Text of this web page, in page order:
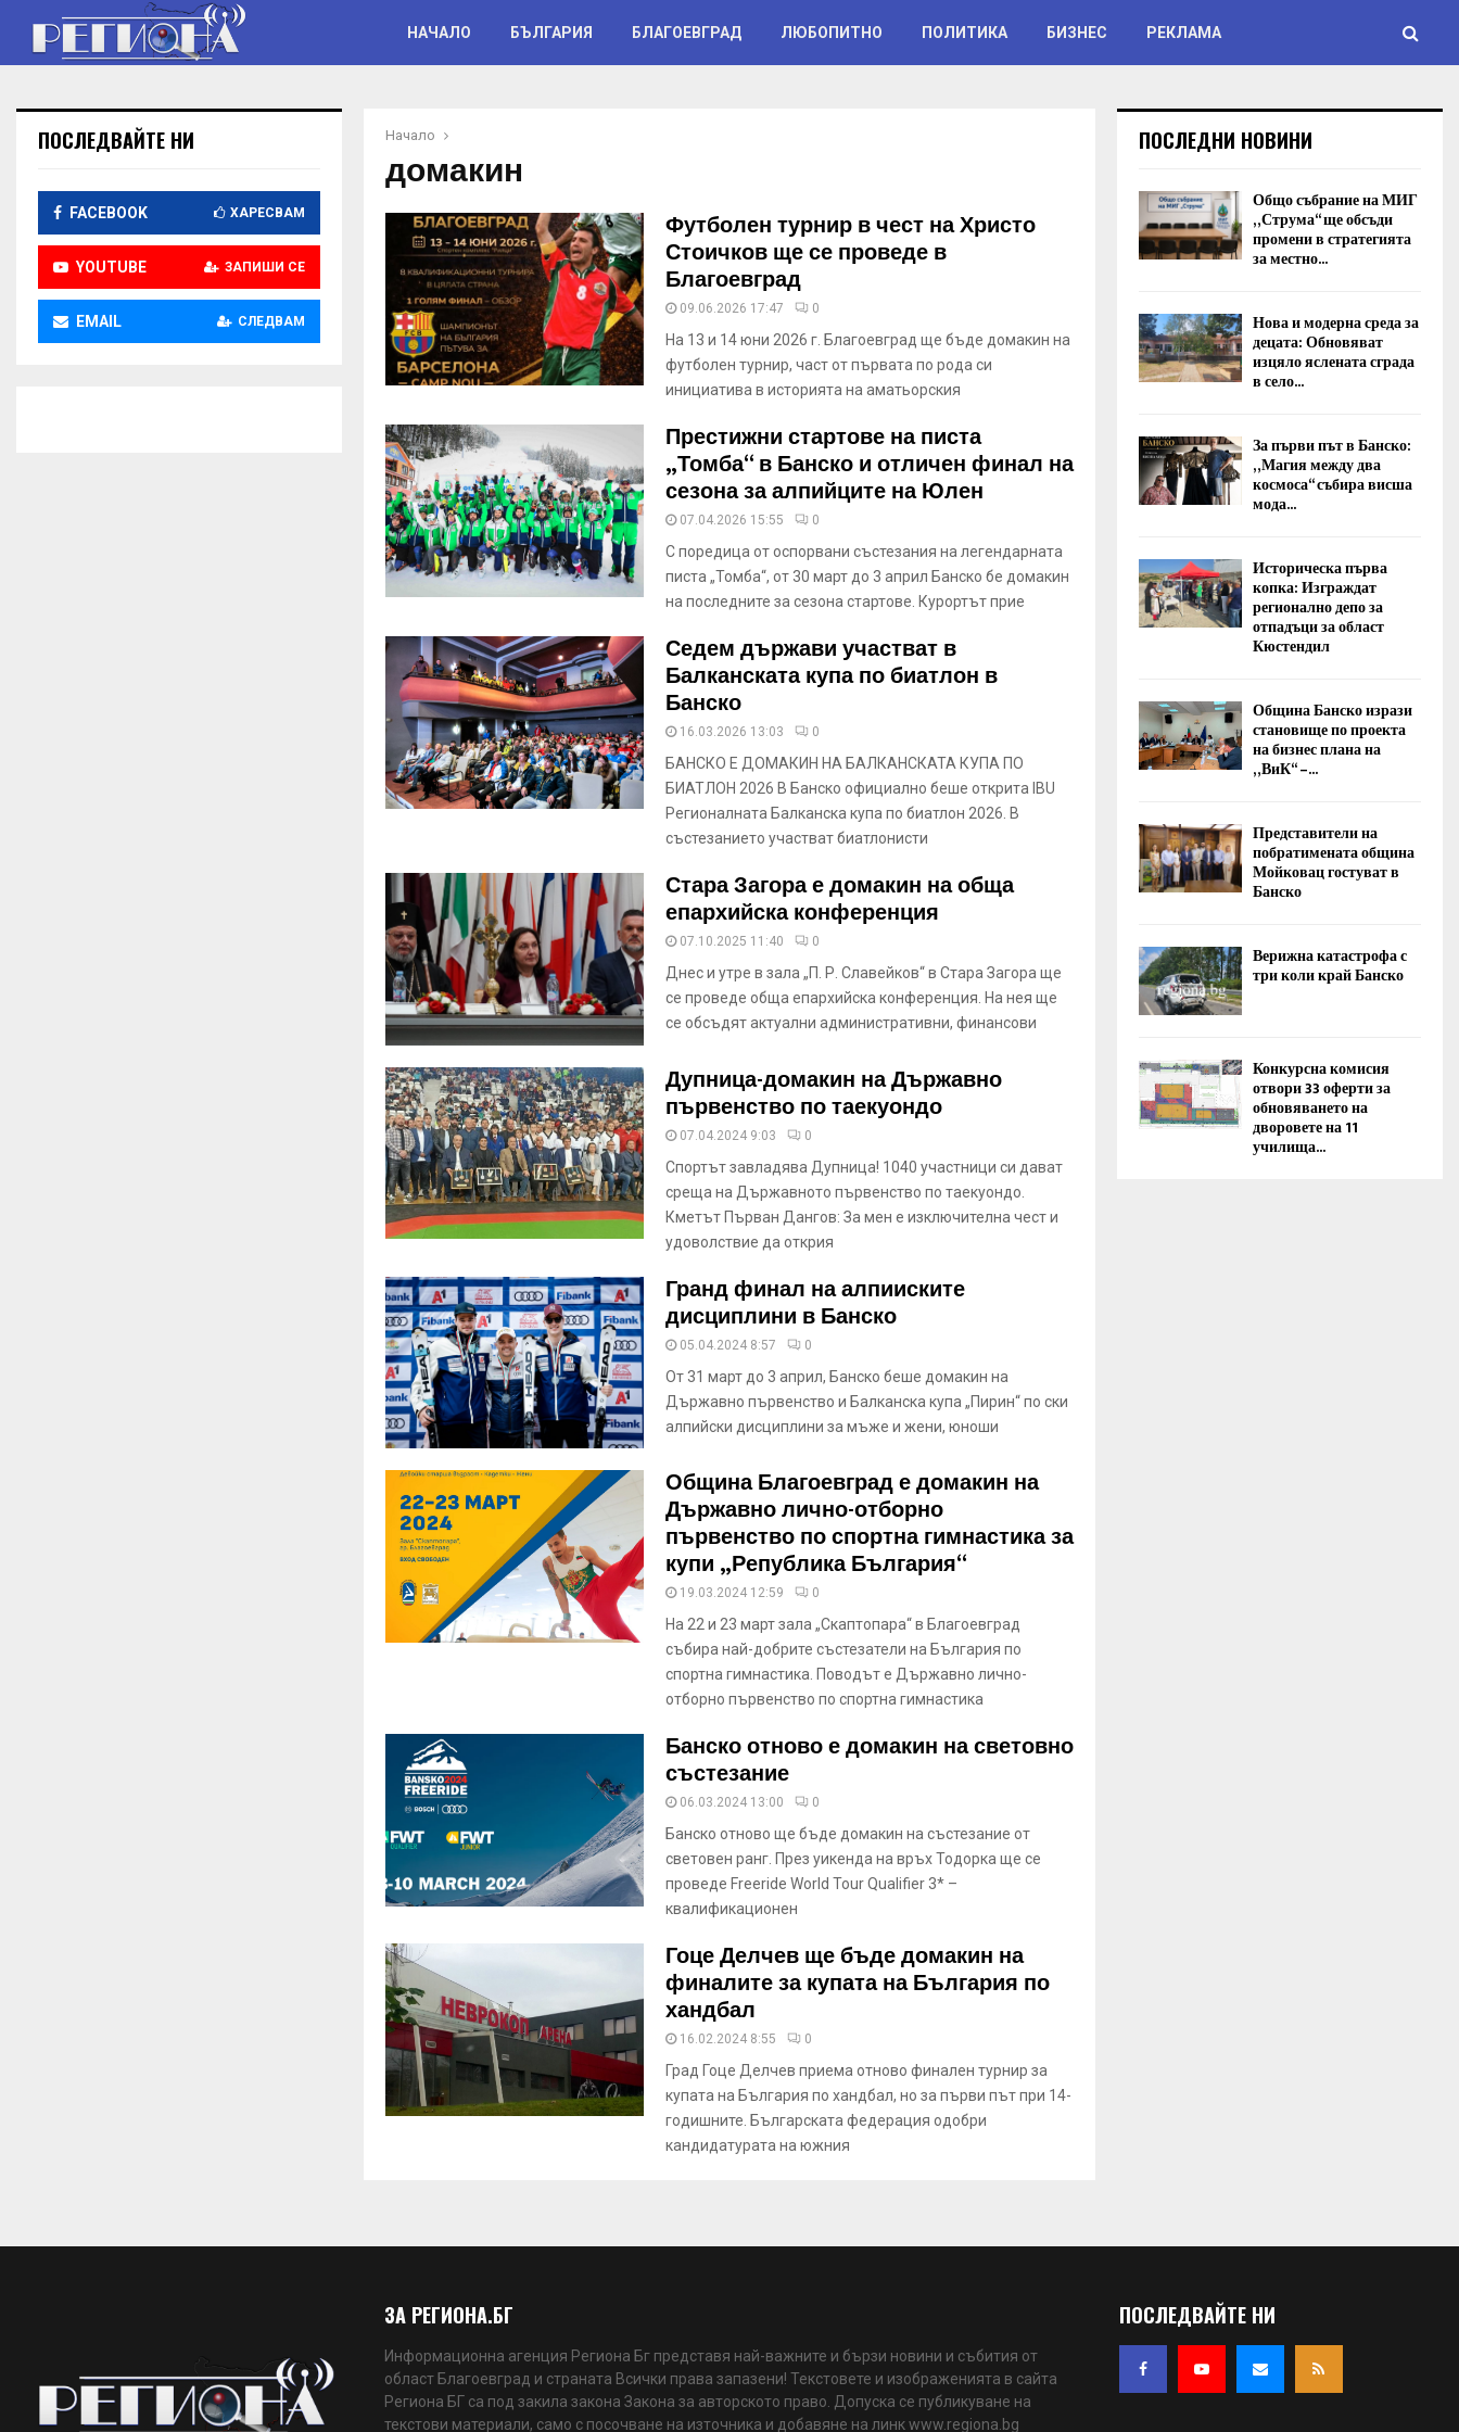
НАЧАЛО БЪЛГАРИЯ БЛАГОЕВГРАД ЛЮБОПИТНО ПОЛИТИКА БИЗНЕС РЕКЛАМА
Начало
домакин
Футболен турнир в чест на Христо
Стоичков ще се проведе в
Благоевград
09.06.2026 17:47 0
На 13 и 14 юни 2026 г. Благоевград ще бъде домакин на
футболен турнир, част от първата по рода си
инициатива в историята на аматьорския
Престижни стартове на писта
„Томба“ в Банско и отличен финал на
сезона за алпийците на Юлен
07.04.2026 15:55 0
С поредица от оспорвани състезания на легендарната
писта „Томба“, от 30 март до 3 април Банско бе домакин
на последните за сезона стартове. Курортът прие
Седем държави участват в
Балканската купа по биатлон в
Банско
16.03.2026 13:03 0
БАНСКО Е ДОМАКИН НА БАЛКАНСКАТА КУПА ПО
БИАТЛОН 2026 В Банско официално беше открита IBU
Регионалната Балканска купа по биатлон 2026. В
състезанието участват биатлонисти
Стара Загора е домакин на обща
епархийска конференция
07.10.2025 11:40 0
Днес и утре в зала „П. Р. Славейков“ в Стара Загора ще
се проведе обща епархийска конференция. На нея ще
се обсъдят актуални административни, финансови
Дупница-домакин на Държавно
първенство по таекуондо
07.04.2024 9:03 0
Спортът завладява Дупница! 1040 участници си дават
среща на Държавното първенство по таекуондо.
Кметът Първан Дангов: За мен е изключителна чест и
удоволствие да открия
Гранд финал на алпииските
дисциплини в Банско
05.04.2024 8:57 0
От 31 март до 3 април, Банско беше домакин на
Държавно първенство и Балканска купа „Пирин“ по ски
алпийски дисциплини за мъже и жени, юноши
Община Благоевград е домакин на
Държавно лично-отборно
първенство по спортна гимнастика за
купи „Република България“
19.03.2024 12:59 0
На 22 и 23 март зала „Скаптопара“ в Благоевград
събира най-добрите състезатели на България по
спортна гимнастика. Поводът е Държавно лично-
отборно първенство по спортна гимнастика
Банско отново е домакин на световно
състезание
06.03.2024 13:00 0
Банско отново ще бъде домакин на състезание от
световен ранг. През уикенда на връх Тодорка ще се
проведе Freeride World Tour Qualifier 3* –
квалификационен
Гоце Делчев ще бъде домакин на
финалите за купата на България по
хандбал
16.02.2024 8:55 0
Град Гоце Делчев приема отново финален турнир за
купата на България по хандбал, но за първи път при 14-
годишните. Българската федерация одобри
кандидатурата на южния
ПОСЛЕДВАЙТЕ НИ
FACEBOOK ХАРЕСВАМ
YOUTUBE ЗАПИШИ СЕ
EMAIL СЛЕДВАМ
ПОСЛЕДНИ НОВИНИ
Общо събрание на МИГ
„Струма“ ще обсъди
промени в стратегията
за местно...
Нова и модерна среда за
децата: Обновяват
изцяло яслената сграда
в село...
За първи път в Банско:
„Магия между два
космоса“ събира висша
мода...
Историческа първа
копка: Изграждат
регионално депо за
отпадъци за област
Кюстендил
Община Банско изрази
становище по проекта
на бизнес плана на
„ВиК“ –...
Представители на
побратимената община
Мойковац гостуват в
Банско
Верижна катастрофа с
три коли край Банско
Конкурсна комисия
отвори 33 оферти за
обновяването на
дворовете на 11
училища...
ЗА РЕГИОНА.БГ
Информационна агенция Региона Бг представя най-важните и бързи новини и събития от
област Благоевград и страната Всички права запазени! Текстовете и изображенията в сайта
Региона БГ са под закила закона Закона за авторското право. Допуска се публикуване на
текстови материали, само с посочване на източника и добавяне на линк www.regiona.bg
ПОСЛЕДВАЙТЕ НИ